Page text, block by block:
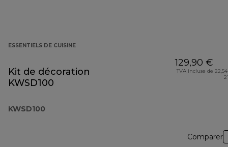
ESSENTIELS DE CUISINE
Kit de décoration
KWSD100
KWSD100
129,90 €
TVA incluse de
Comparer